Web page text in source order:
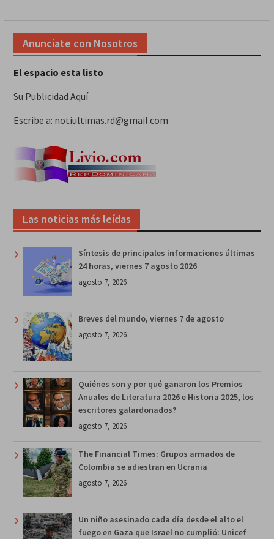
Anunciate con Nosotros
El espacio esta listo
Su Publicidad Aquí
Escribe a: notiultimas.rd@gmail.com
Las noticias más leídas
Síntesis de principales informaciones últimas
24 horas, viernes 7 agosto 2026
agosto 7, 2026
Breves del mundo, viernes 7 de agosto
agosto 7, 2026
Quiénes son y por qué ganaron los Premios
Anuales de Literatura 2026 e Historia 2025, los
escritores galardonados?
agosto 7, 2026
The Financial Times: Grupos armados de
Colombia se adiestran en Ucrania
agosto 7, 2026
Un niño asesinado cada día desde el alto el
fuego en Gaza que Israel no cumplió: Unicef